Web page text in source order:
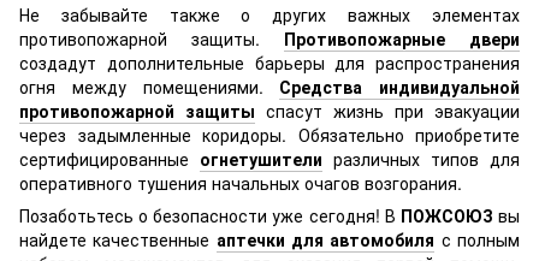
Не забывайте также о других важных элементах
противопожарной защиты. Противопожарные двери
создадут дополнительные барьеры для распространения
огня между помещениями. Средства индивидуальной
противопожарной защиты спасут жизнь при эвакуации
через задымленные коридоры. Обязательно приобретите
сертифицированные огнетушители различных типов для
оперативного тушения начальных очагов возгорания.
Позаботьтесь о безопасности уже сегодня! В ПОЖСОЮЗ вы
найдете качественные аптечки для автомобиля с полным